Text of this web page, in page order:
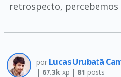
retrospecto, percebemos
por Lucas Urubatã
| 67.3kxp | 81 posts